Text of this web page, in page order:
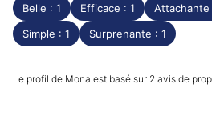
Belle : 1 Efficace : 1 Attachante
Simple : 1
Surprenante : 1
Le profil de Mona est basé sur 2 avis de